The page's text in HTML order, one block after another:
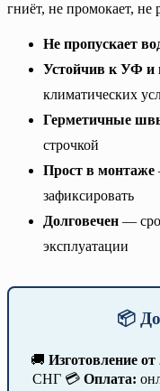
гниёт, не промокает, не
Не пропускает
Устойчив к УФ и
климатических
Герметичные
строчкой
Прост в монтаже
зафиксировать
Долговечен —
эксплуатации
📦
🚚 Изготовление от
СНГ 💳 Оплата: